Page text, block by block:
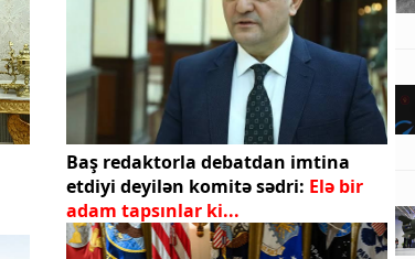
Baş redaktorla debatdan imtina
etdiyi deyilən komitə sədri: Elə bir
adam tapsınlar ki...